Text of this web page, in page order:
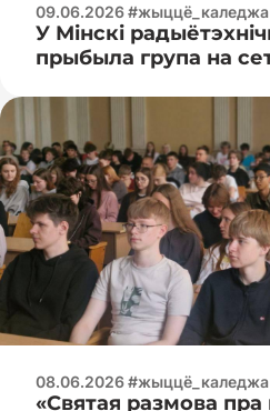
09.06.2026 #жыццё_каледжа
У Мінскі
прыбыла група на
08.06.2026 #жыццё_каледжа
«Святая размова пра